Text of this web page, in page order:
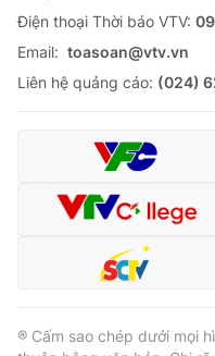
Ðiện thoại Thời báo VTV:
Email: toasoan@vtv.vn
Liên hệ quảng cáo: (024)
® Cấm sao chép dưới mọi